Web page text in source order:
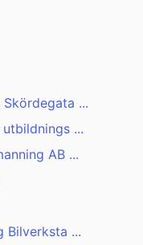
...
...
AB ...
Bilverksta ...